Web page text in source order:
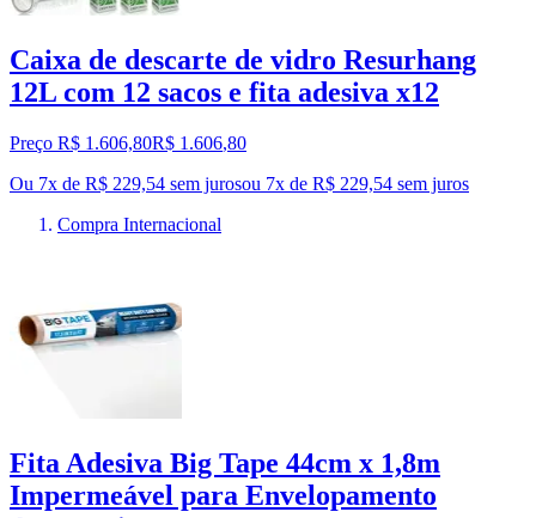
Caixa de descarte de vidro Resurhang
12L com 12 sacos e fita adesiva x12
Preço R$ 1.606,80R$ 1.606,80
Ou 7x de R$ 229,54 sem jurosou 7x de R$ 229,54 sem juros
Compra Internacional
Fita Adesiva Big Tape 44cm x 1,8m
Impermeável para Envelopamento